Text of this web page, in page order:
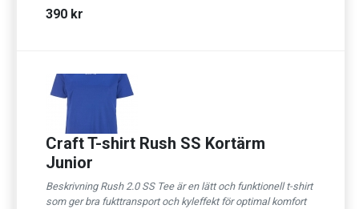
390 kr
Craft T-shirt Rush SS Kortärm
Junior
Beskrivning Rush 2.0 SS Tee är en lätt och funktionell t-shirt
som ger bra fukttransport och kyleffekt för optimal komfort